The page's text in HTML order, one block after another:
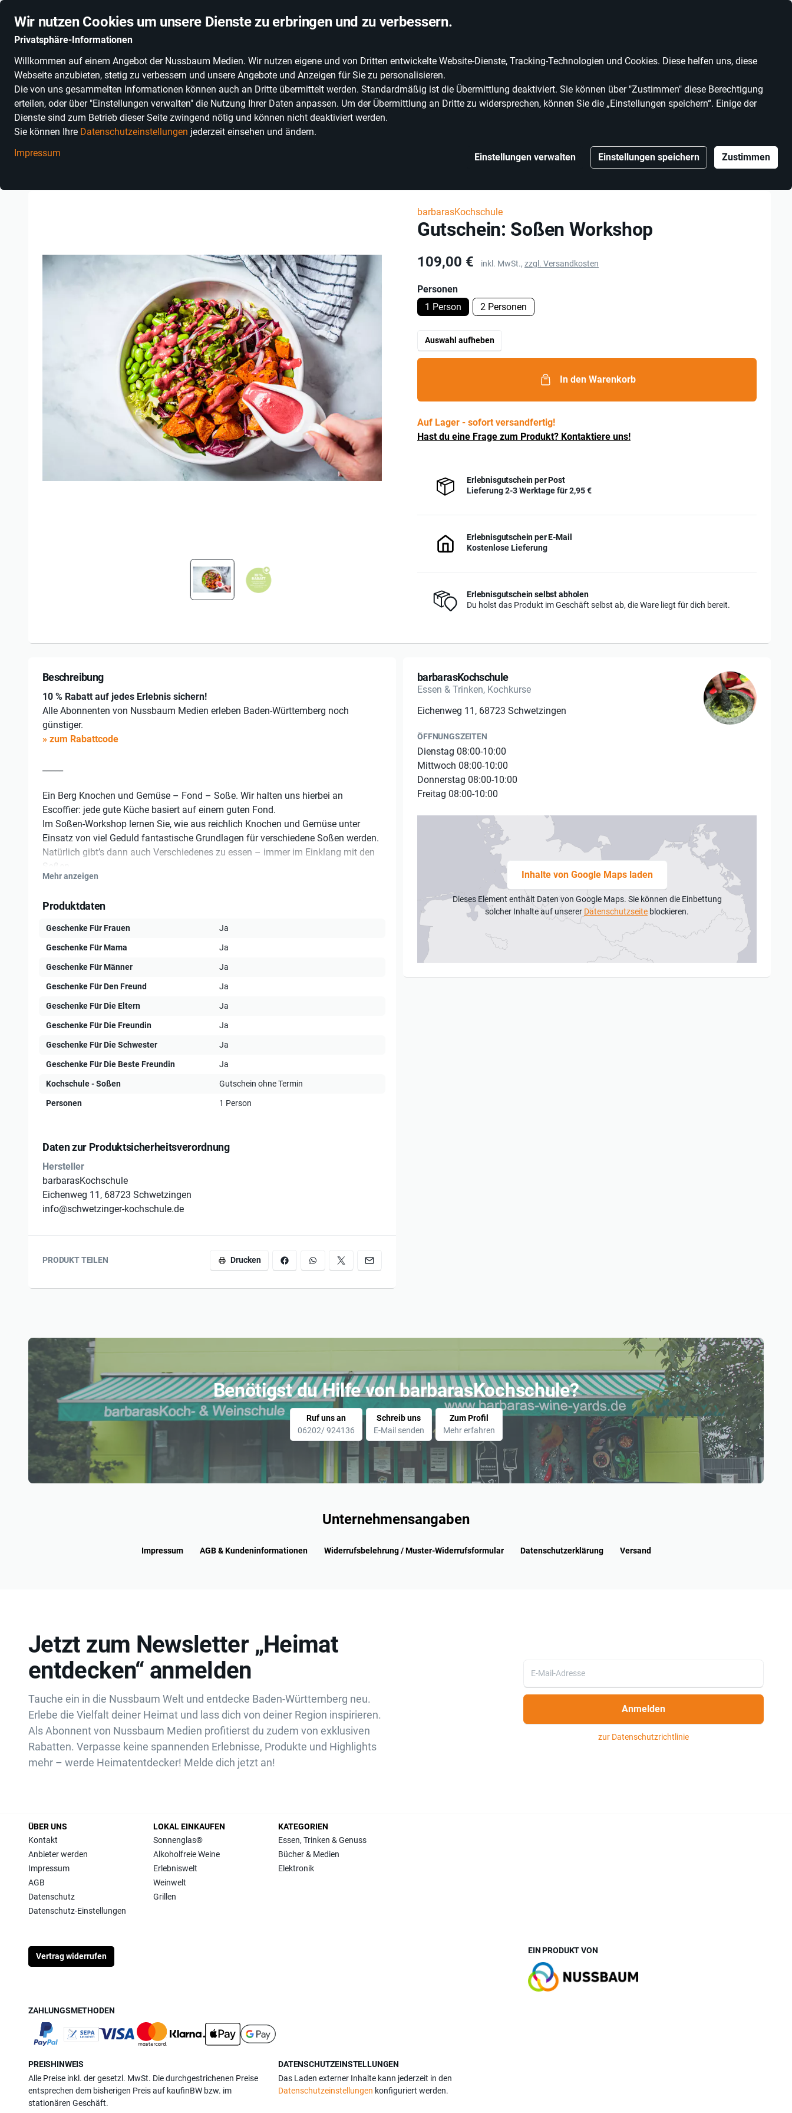
Wir nutzen Cookies um unsere Dienste zu erbringen und zu verbessern.
Privatsphäre-Informationen
Willkommen auf einem Angebot der Nussbaum Medien. Wir nutzen eigene und von Dritten entwickelte Website-Dienste, Tracking-Technologien und Cookies. Diese helfen uns, diese
Webseite anzubieten, stetig zu verbessern und unsere Angebote und Anzeigen für Sie zu personalisieren.
Die von uns gesammelten Informationen können auch an Dritte übermittelt werden. Standardmäßig ist die Übermittlung deaktiviert. Sie können über "Zustimmen" diese Berechtigung
erteilen, oder über "Einstellungen verwalten" die Nutzung Ihrer Daten anpassen. Um der Übermittlung an Dritte zu widersprechen, können Sie die „Einstellungen speichern“. Einige der
Dienste sind zum Betrieb dieser Seite zwingend nötig und können nicht deaktiviert werden.
Sie können Ihre Datenschutzeinstellungen jederzeit einsehen und ändern.
Impressum
Einstellungen verwalten Einstellungen speichern Zustimmen
PRODUKTKATEGORIEN SONNENGLAS® ALKOHOLFREIE WEINE ERLEBNISWELT WEINWELT
barbarasKochschule
Gutschein: Soßen Workshop
Preis
109,00 € inkl. MwSt., zzgl. Versandkosten
Personen
1 Person
2 Personen
Auswahl aufheben
In den Warenkorb
Auf Lager - sofort versandfertig!
Hast du eine Frage zum Produkt? Kontaktiere uns!
Erlebnisgutschein per Post
Lieferung 2-3 Werktage für2,95 €
Erlebnisgutschein per E-Mail
Kostenlose Lieferung
Erlebnisgutschein selbst abholen
Du holst das Produkt im Geschäft selbst ab, die Ware liegt für dich bereit.
Beschreibung
10 % Rabatt auf jedes Erlebnis sichern!
Alle Abonnenten von Nussbaum Medien erleben Baden-Württemberg noch
günstiger.
» zum Rabattcode
Ein Berg Knochen und Gemüse – Fond – Soße. Wir halten uns hierbei an
Escoffier: jede gute Küche basiert auf einem guten Fond.
Im Soßen-Workshop lernen Sie, wie aus reichlich Knochen und Gemüse unter
Einsatz von viel Geduld fantastische Grundlagen für verschiedene Soßen werden.
Natürlich gibt’s dann auch Verschiedenes zu essen – immer im Einklang mit den
Soßen.
Teilnehmer: 6-20 Personen
Weitere Leistungen:
Zubereitung diverser Gerichte unter professioneller Anleitung
Kochzutaten und Utensilien
Getränke (Mineralwasser, Wein, Bier, Softdrinks, Säfte, Kaffee)
Digestif
Rezepte per eMail nach dem Kurs
Mehr anzeigen
Produktdaten
Geschenke Für Frauen Ja
Geschenke Für Mama Ja
Geschenke Für Männer Ja
Geschenke Für Den Freund Ja
Geschenke Für Die Eltern Ja
Geschenke Für Die Freundin Ja
Geschenke Für Die Schwester Ja
Geschenke Für Die Beste Freundin Ja
Kochschule - Soßen Gutschein ohne Termin
Personen 1 Person
Daten zur Produktsicherheitsverordnung
Hersteller
barbarasKochschule
Eichenweg 11, 68723 Schwetzingen
info@schwetzinger-kochschule.de
PRODUKT TEILEN Drucken
barbarasKochschule
Essen & Trinken, Kochkurse
Eichenweg 11, 68723 Schwetzingen
ÖFFNUNGSZEITEN
Dienstag 08:00-10:00
Mittwoch 08:00-10:00
Donnerstag 08:00-10:00
Freitag 08:00-10:00
Inhalte von Google Maps laden
Dieses Element enthält Daten von Google Maps. Sie können die Einbettung
solcher Inhalte auf unserer Datenschutzseite blockieren.
Benötigst du Hilfe von barbarasKochschule?
Ruf uns an
06202/ 924136
Schreib uns
E-Mail senden
Zum Profil
Mehr erfahren
Unternehmensangaben
Impressum AGB & Kundeninformationen Widerrufsbelehrung / Muster-Widerrufsformular Datenschutzerklärung Versand
Jetzt zum Newsletter „Heimat
entdecken“ anmelden
Tauche ein in die Nussbaum Welt und entdecke Baden-Württemberg neu.
Erlebe die Vielfalt deiner Heimat und lass dich von deiner Region inspirieren.
Als Abonnent von Nussbaum Medien profitierst du zudem von exklusiven
Rabatten. Verpasse keine spannenden Erlebnisse, Produkte und Highlights
mehr – werde Heimatentdecker! Melde dich jetzt an!
Anmelden
zur Datenschutzrichtlinie
ÜBER UNS
Kontakt
Anbieter werden
Impressum
AGB
Datenschutz
Datenschutz-Einstellungen
LOKAL EINKAUFEN
Sonnenglas®
Alkoholfreie Weine
Erlebniswelt
Weinwelt
Grillen
KATEGORIEN
Essen, Trinken & Genuss
Bücher & Medien
Elektronik
PREISHINWEIS
Alle Preise inkl. der gesetzl. MwSt. Die durchgestrichenen Preise
entsprechen dem bisherigen Preis auf kaufinBW bzw. im
stationären Geschäft.
DATENSCHUTZEINSTELLUNGEN
Das Laden externer Inhalte kann jederzeit in den
Datenschutzeinstellungen konfiguriert werden.
EIN PRODUKT VON
ZAHLUNGSMETHODEN
Vertrag widerrufen